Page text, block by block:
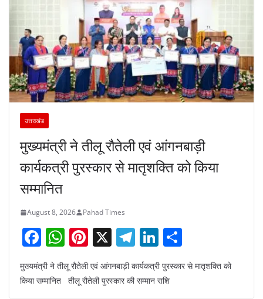
उत्तराखंड
मुख्यमंत्री ने तीलू रौतेली एवं आंगनबाड़ी
कार्यकत्री पुरस्कार से मातृशक्ति को किया
सम्मानित
August 8, 2026 Pahad Times
F
a
c
W
h
at
Pi
nt
er
X T
el
e
Li
n
k
h
ar
मुख्यमंत्री ने तीलू रौतेली एवं आंगनबाड़ी कार्यकत्री पुरस्कार से मातृशक्ति को
किया सम्मानित तीलू रौतेली पुरस्कार की सम्मान राशि